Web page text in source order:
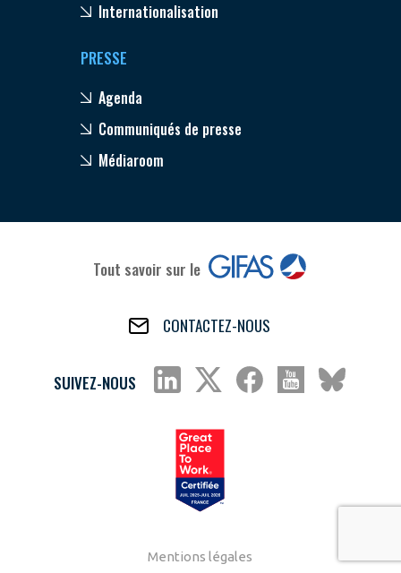
Internationalisation
PRESSE
Agenda
Communiqués de presse
Médiaroom
Tout savoir sur le
CONTACTEZ-NOUS
SUIVEZ-NOUS
Mentions légales